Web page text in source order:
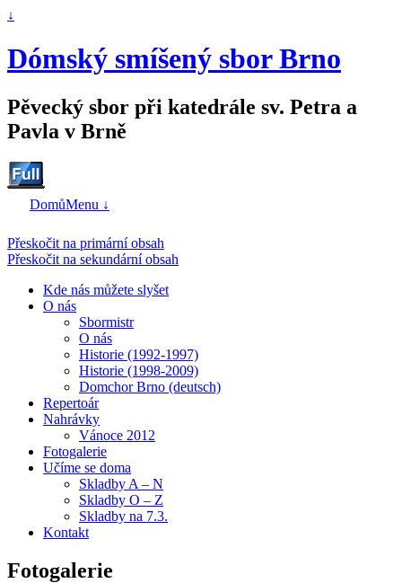
↓
Dómský smíšený sbor Brno
Pěvecký sbor při katedrále sv. Petra a
Pavla v Brně
DomůMenu ↓
Přeskočit na primární obsah
Přeskočit na sekundární obsah
Kde nás můžete slyšet
O nás
Sbormistr
O nás
Historie (1992-1997)
Historie (1998-2009)
Domchor Brno (deutsch)
Repertoár
Nahrávky
Vánoce 2012
Fotogalerie
Učíme se doma
Skladby A – N
Skladby O – Z
Skladby na 7.3.
Kontakt
Fotogalerie